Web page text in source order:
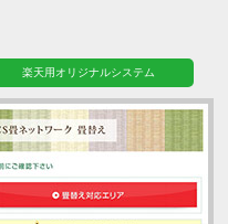
楽天用オリジナルシステム